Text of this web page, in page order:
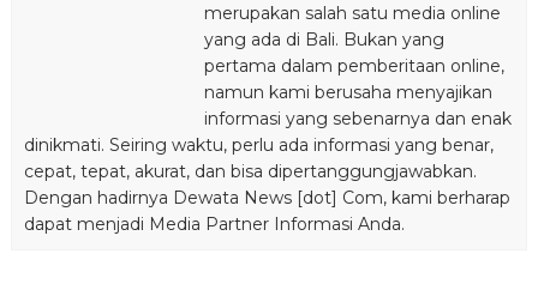
merupakan salah satu media online
yang ada di Bali. Bukan yang
pertama dalam pemberitaan online,
namun kami berusaha menyajikan
informasi yang sebenarnya dan enak
dinikmati. Seiring waktu, perlu ada informasi yang benar,
cepat, tepat, akurat, dan bisa dipertanggungjawabkan.
Dengan hadirnya Dewata News [dot] Com, kami berharap
dapat menjadi Media Partner Informasi Anda.